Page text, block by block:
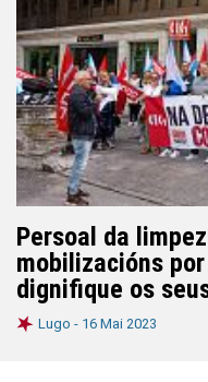
Persoal da
mobilizacións
dignifique os
Lugo - 16 Mai 2023